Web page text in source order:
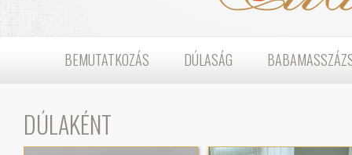
BEMUTATKOZÁS DÚLASÁG
DÚLAKÉNT